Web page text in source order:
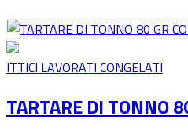
ITTICI LAVORATI CONGELATI
TARTARE DI TONNO